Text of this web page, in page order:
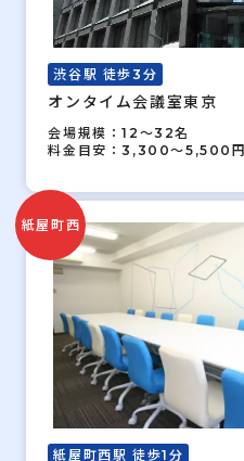
渋谷駅 徒歩3分
オンタイム会議室東京
会場規模：12～32名
料金目安：3,300～5,500円
紙屋町西
紙屋町西駅 徒歩1分